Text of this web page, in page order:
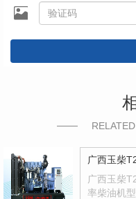
广西玉柴
广西玉柴
率柴油机